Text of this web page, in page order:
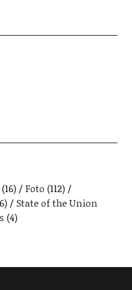
(16) Foto (112)
State of the Union
(4)